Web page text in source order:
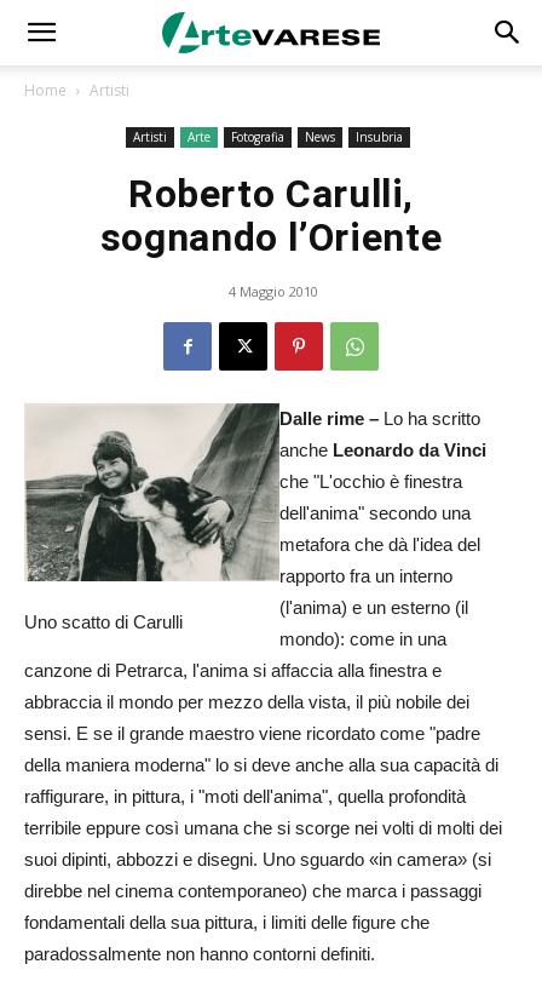
Home Artisti
Artisti Arte Fotografia News Insubria
Roberto Carulli,
sognando l’Oriente
4 Maggio 2010
Uno scatto di Carulli
Dalle rime – Lo ha scritto
anche Leonardo da Vinci
che "L'occhio è finestra
dell'anima" secondo una
metafora che dà l'idea del
rapporto fra un interno
(l'anima) e un esterno (il
mondo): come in una
canzone di Petrarca, l'anima si affaccia alla finestra e
abbraccia il mondo per mezzo della vista, il più nobile dei
sensi. E se il grande maestro viene ricordato come "padre
della maniera moderna" lo si deve anche alla sua capacità di
raffigurare, in pittura, i "moti dell'anima", quella profondità
terribile eppure così umana che si scorge nei volti di molti dei
suoi dipinti, abbozzi e disegni. Uno sguardo «in camera» (si
direbbe nel cinema contemporaneo) che marca i passaggi
fondamentali della sua pittura, i limiti delle figure che
paradossalmente non hanno contorni definiti.